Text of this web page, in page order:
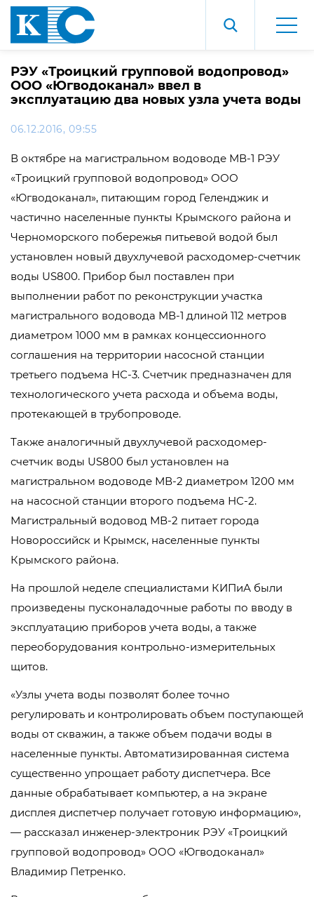
РЭУ «Троицкий групповой водопровод»
ООО «Югводоканал» ввел в
эксплуатацию два новых узла учета воды
06.12.2016, 09:55
В октябре на магистральном водоводе МВ-1 РЭУ
«Троицкий групповой водопровод» ООО
«Югводоканал», питающим город Геленджик и
частично населенные пункты Крымского района и
Черноморского побережья питьевой водой был
установлен новый двухлучевой расходомер-счетчик
воды US800. Прибор был поставлен при
выполнении работ по реконструкции участка
магистрального водовода МВ-1 длиной 112 метров
диаметром 1000 мм в рамках концессионного
соглашения на территории насосной станции
третьего подъема НС-3. Счетчик предназначен для
технологического учета расхода и объема воды,
протекающей в трубопроводе.
Также аналогичный двухлучевой расходомер-
счетчик воды US800 был установлен на
магистральном водоводе МВ-2 диаметром 1200 мм
на насосной станции второго подъема НС-2.
Магистральный водовод МВ-2 питает города
Новороссийск и Крымск, населенные пункты
Крымского района.
На прошлой неделе специалистами КИПиА были
произведены пусконаладочные работы по вводу в
эксплуатацию приборов учета воды, а также
переоборудования контрольно-измерительных
щитов.
«Узлы учета воды позволят более точно
регулировать и контролировать объем поступающей
воды от скважин, а также объем подачи воды в
населенные пункты. Автоматизированная система
существенно упрощает работу диспетчера. Все
данные обрабатывает компьютер, а на экране
дисплея диспетчер получает готовую информацию»,
— рассказал инженер-электроник РЭУ «Троицкий
групповой водопровод» ООО «Югводоканал»
Владимир Петренко.